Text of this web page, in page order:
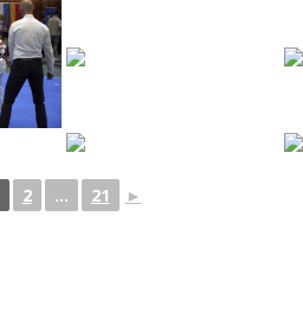
2 ... 21 ►